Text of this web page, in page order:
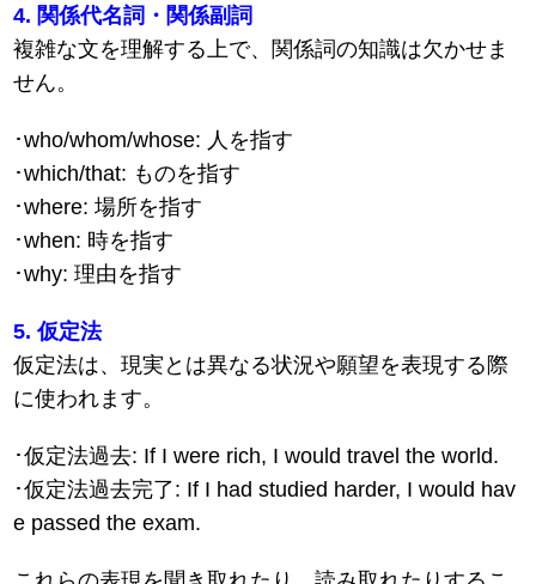
4. 関係代名詞・関係副詞
複雑な文を理解する上で、関係詞の知識は欠かせま
せん。
･who/whom/whose: 人を指す
･which/that: ものを指す
･where: 場所を指す
･when: 時を指す
･why: 理由を指す
5. 仮定法
仮定法は、現実とは異なる状況や願望を表現する際
に使われます。
･仮定法過去: If I were rich, I would travel the world.
･仮定法過去完了: If I had studied harder, I would hav
e passed the exam.